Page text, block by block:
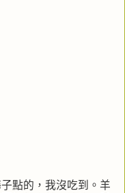
點的，我沒吃到。羊